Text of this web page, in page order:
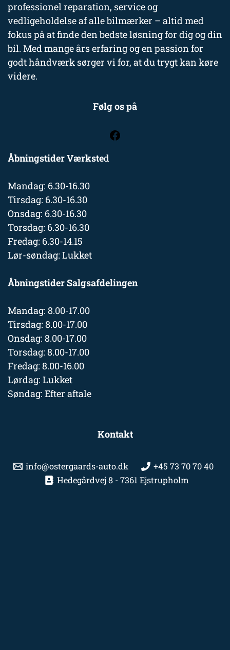
professionel reparation, service og
vedligeholdelse af alle bilmærker – altid med
fokus på at finde den bedste løsning for dig og din
bil. Med mange års erfaring og en passion for
godt håndværk sørger vi for, at du trygt kan køre
videre.
Følg os på
Åbningstider Værksted
Mandag: 6.30-16.30
Tirsdag: 6.30-16.30
Onsdag: 6.30-16.30
Torsdag: 6.30-16.30
Fredag: 6.30-14.15
Lør-søndag: Lukket
Åbningstider Salgsafdelingen
Mandag: 8.00-17.00
Tirsdag: 8.00-17.00
Onsdag: 8.00-17.00
Torsdag: 8.00-17.00
Fredag: 8.00-16.00
Lørdag: Lukket
Søndag: Efter aftale
Kontakt
info@ostergaards-auto.dk
+45 73 70 70 40
Hedegårdvej 8 - 7361 Ejstrupholm